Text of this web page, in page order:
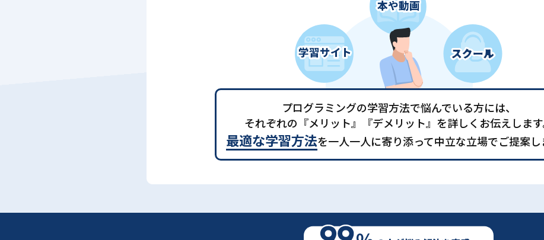
プログラミングの学習方法で悩んでいる方には、
それぞれの『メリット』『デメリット』を詳しくお伝えします
最適な学習方法を一人一人に寄り添って中立な立場でご提案し